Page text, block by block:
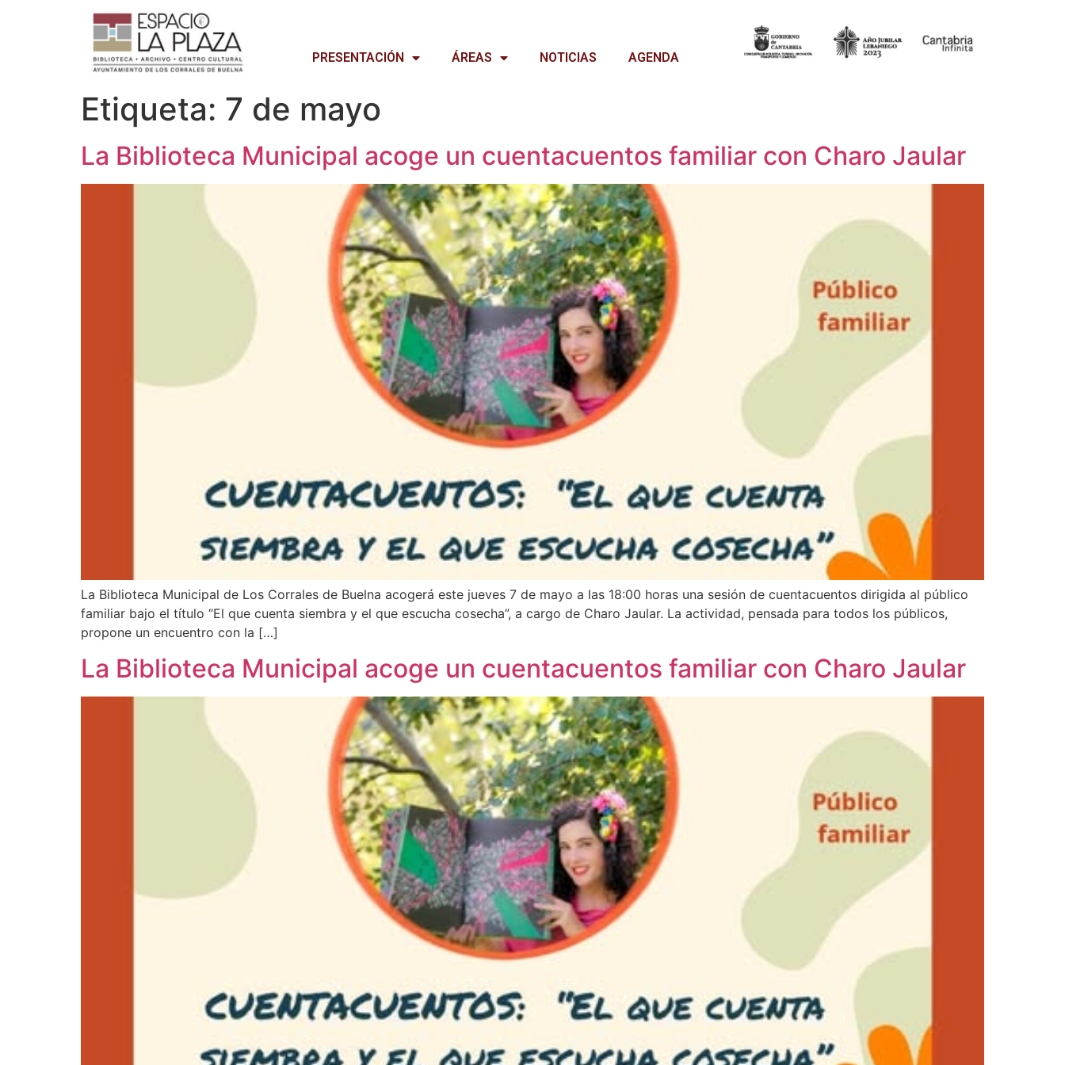
PRESENTACIÓN ÁREAS NOTICIAS AGENDA
Etiqueta: 7 de mayo
La Biblioteca Municipal acoge un cuentacuentos familiar con Charo Jaular
La Biblioteca Municipal de Los Corrales de Buelna acogerá este jueves 7 de mayo a las 18:00 horas una sesión de cuentacuentos dirigida al público
familiar bajo el título “El que cuenta siembra y el que escucha cosecha”, a cargo de Charo Jaular. La actividad, pensada para todos los públicos,
propone un encuentro con la […]
La Biblioteca Municipal acoge un cuentacuentos familiar con Charo Jaular